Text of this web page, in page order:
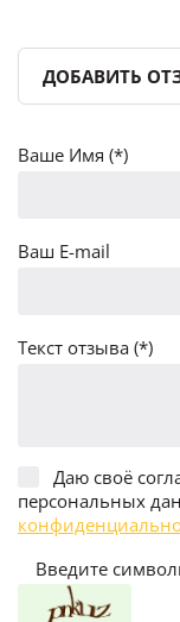
ДОБАВИТЬ
Ваше Имя (*)
Ваш E-mail
Текст отзыва (*)
Даю своё
персональных
Введите